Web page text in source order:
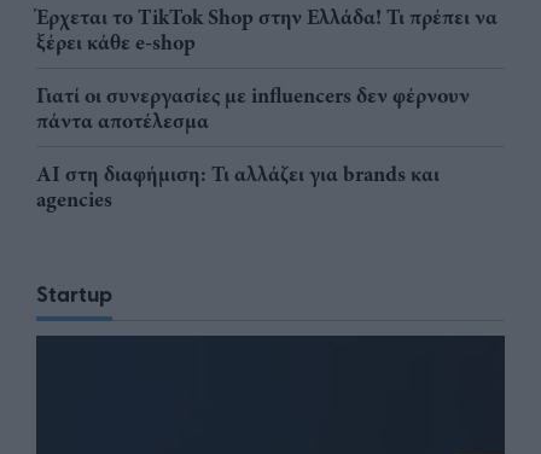
Έρχεται το TikTok Shop στην Ελλάδα! Τι πρέπει να
ξέρει κάθε e-shop
Γιατί οι συνεργασίες με influencers δεν φέρνουν
πάντα αποτέλεσμα
AI στη διαφήμιση: Τι αλλάζει για brands και
agencies
Startup